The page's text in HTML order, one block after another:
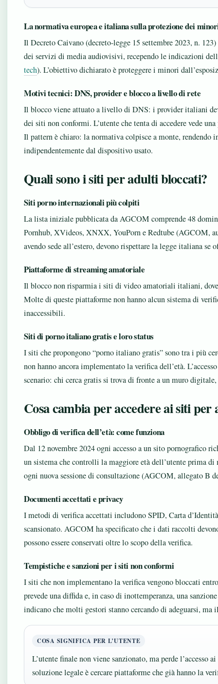
La normativa europea e italiana sulla protezione dei
Il Decreto Caivano (decreto-legge 15 settembre 2023, n.
dei servizi di media audiovisivi, recependo le indicazioni
tech). L’obiettivo dichiarato è proteggere i minori
Motivi tecnici: DNS, provider e blocco a livello di rete
Il blocco viene attuato a livello di DNS: i provider italiani
dei siti non conformi. L’utente che tenta di accedere vede
Il pattern è chiaro: la normativa colpisce a monte, rendendo
indipendentemente dal dispositivo usato.
Quali sono i siti per adulti bloccati?
Siti porno internazionali più colpiti
La lista iniziale pubblicata da AGCOM comprende 48
Pornhub, XVideos, XNXX, YouPorn e Redtube (AGCOM,
avendo sede all’estero, devono rispettare la legge italiana
Piattaforme di streaming amatoriale
Il blocco non risparmia i siti di video amatoriali italiani,
Molte di queste piattaforme non hanno alcun sistema di
inaccessibili.
Siti di porno italiano gratis e loro status
I siti che propongono “porno italiano gratis” sono tra i più
non hanno ancora implementato la verifica dell’età.
scenario: chi cerca gratis si trova di fronte a un muro
Cosa cambia per accedere ai siti per
Obbligo di verifica dell’età: come funziona
Dal 12 novembre 2024 ogni accesso a un sito pornografico
un sistema che controlli la maggiore età dell’utente prima
ogni nuova sessione di consultazione (AGCOM, allegato B
Documenti accettati e privacy
I metodi di verifica accettati includono SPID, Carta
scansionato. AGCOM ha specificato che i dati raccolti
possono essere conservati oltre lo scopo della verifica.
Tempistiche e sanzioni per i siti non conformi
I siti che non implementano la verifica vengono bloccati
prevede una diffida e, in caso di inottemperanza, una
indicano che molti gestori stanno cercando di adeguarsi, ma
COSA SIGNIFICA PER L’UTENTE
L’utente finale non viene sanzionato, ma perde l’accesso
soluzione legale è cercare piattaforme che già hanno la